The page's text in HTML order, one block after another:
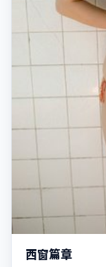
西窗篇章